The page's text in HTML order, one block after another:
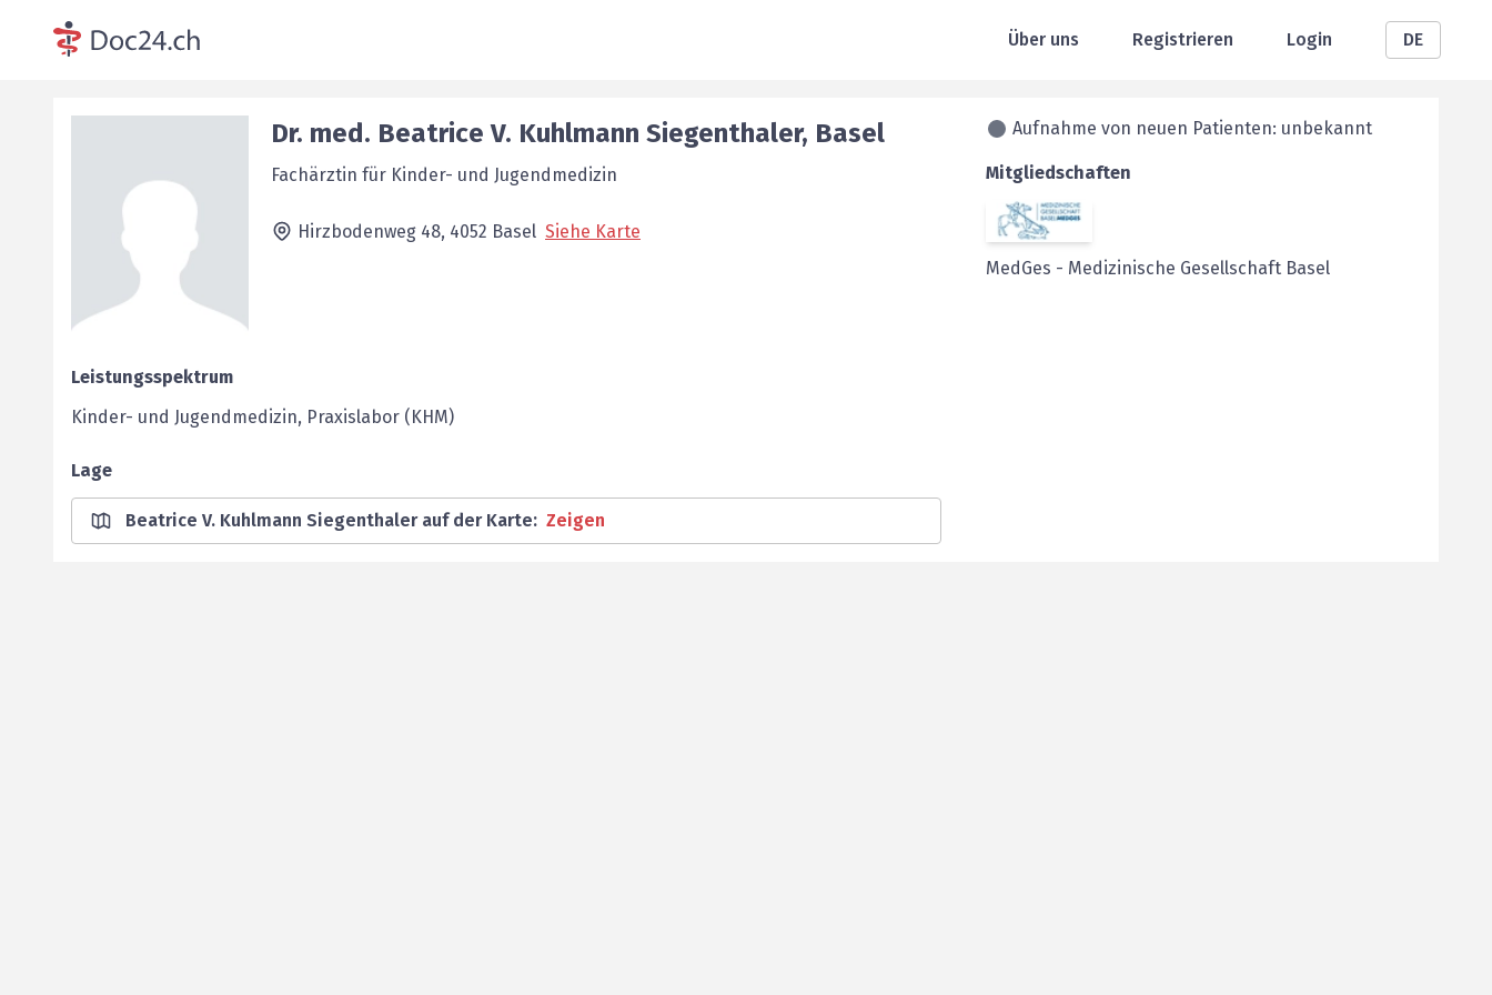
Über uns Registrieren Login DE
Dr. med. Beatrice V. Kuhlmann Siegenthaler, Basel
Fachärztin für Kinder- und Jugendmedizin
Hirzbodenweg 48, 4052 Basel Siehe Karte
Leistungsspektrum
Kinder- und Jugendmedizin, Praxislabor (KHM)
Lage
Beatrice V. Kuhlmann Siegenthaler auf der Karte: Zeigen
Aufnahme von neuen Patienten: unbekannt
Mitgliedschaften
MedGes - Medizinische Gesellschaft Basel